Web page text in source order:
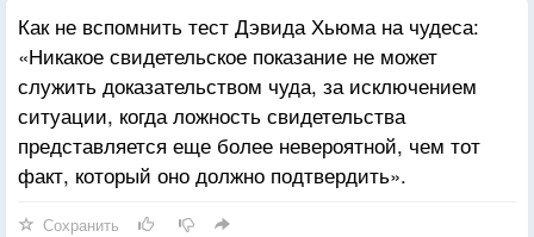
Как не вспомнить тест Дэвида Хьюма на чудеса:
«Никакое свидетельское показание не может
служить доказательством чуда, за исключением
ситуации, когда ложность свидетельства
представляется еще более невероятной, чем тот
факт, который оно должно подтвердить».
Сохранить